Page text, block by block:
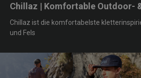
Chillaz | Komfortable Outdoor-
Chillaz ist die komfortabelste
und Fels